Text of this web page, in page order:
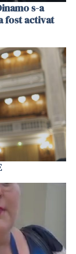
s-a
fost activat